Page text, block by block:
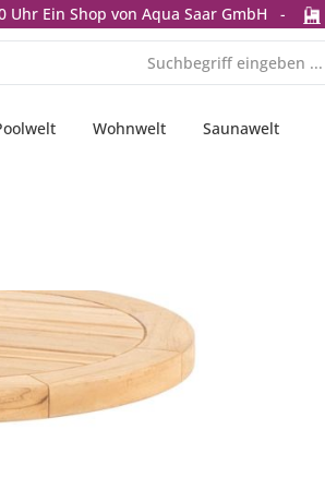
Uhr Ein Shop von Aqua Saar GmbH -
Wohnwelt Saunawelt